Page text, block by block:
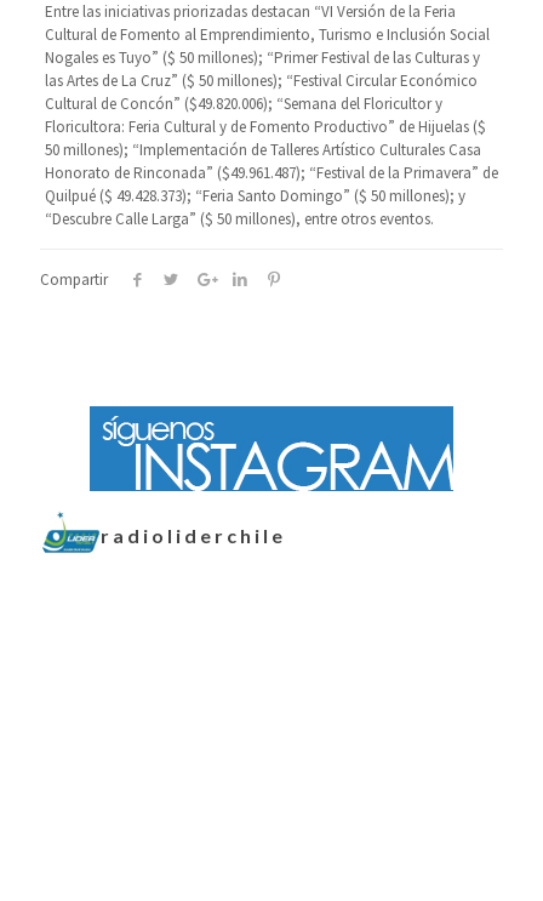
Entre las iniciativas priorizadas destacan “VI Versión de la Feria
Cultural de Fomento al Emprendimiento, Turismo e Inclusión Social
Nogales es Tuyo” ($ 50 millones); “Primer Festival de las Culturas y
las Artes de La Cruz” ($ 50 millones); “Festival Circular Económico
Cultural de Concón” ($49.820.006); “Semana del Floricultor y
Floricultora: Feria Cultural y de Fomento Productivo” de Hijuelas ($
50 millones); “Implementación de Talleres Artístico Culturales Casa
Honorato de Rinconada” ($49.961.487); “Festival de la Primavera” de
Quilpué ($ 49.428.373); “Feria Santo Domingo” ($ 50 millones); y
“Descubre Calle Larga” ($ 50 millones), entre otros eventos.
Compartir
radioliderchile